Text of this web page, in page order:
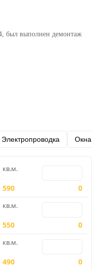
был выполнен демонтаж
Электропроводка Окна и
кв.м.
590
0
кв.м.
550
0
кв.м.
490
0